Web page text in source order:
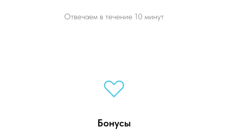
Отвечаем в течение 10 минут
Бонусы